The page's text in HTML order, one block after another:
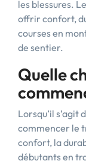
les blessures.
offrir confort,
courses en
de sentier.
Quelle
Lorsqu’il s’agit
commencer le
confort, la
débutants en